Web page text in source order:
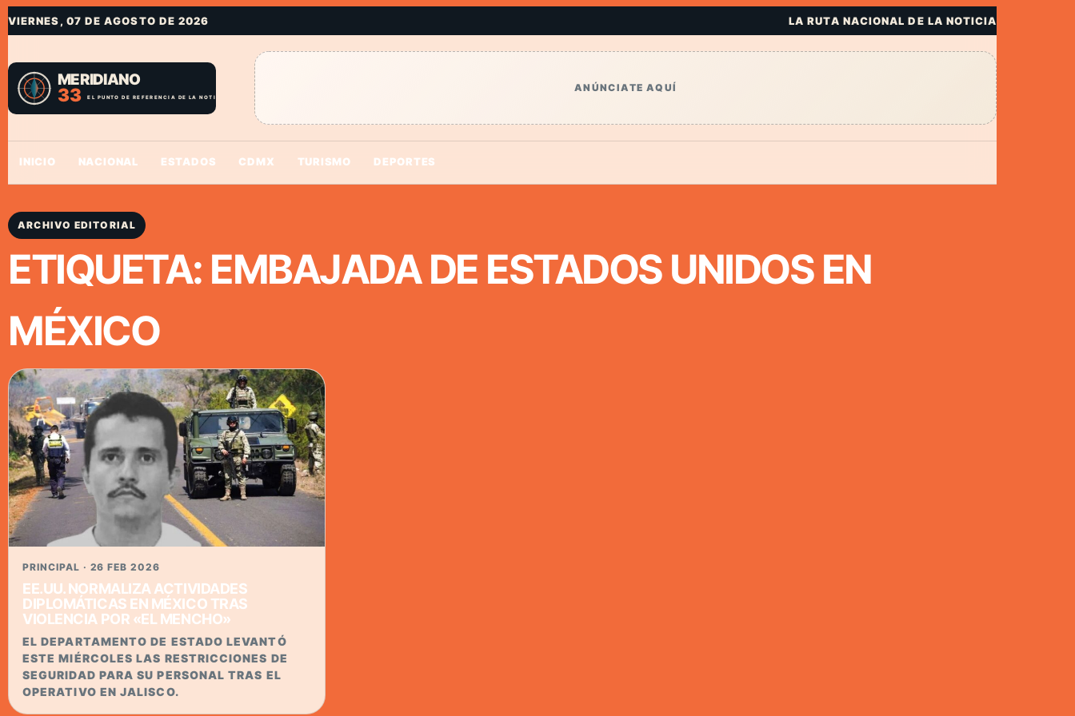
VIERNES, 07 DE AGOSTO DE 2026 LA RUTA NACIONAL DE LA NOTICIA
ANÚNCIATE AQUÍ
INICIO NACIONAL ESTADOS CDMX TURISMO DEPORTES
ARCHIVO EDITORIAL
ETIQUETA: EMBAJADA DE ESTADOS UNIDOS EN
MÉXICO
PRINCIPAL · 26 FEB 2026
EE.UU. NORMALIZA ACTIVIDADES
DIPLOMÁTICAS EN MÉXICO TRAS
VIOLENCIA POR «EL MENCHO»
EL DEPARTAMENTO DE ESTADO LEVANTÓ
ESTE MIÉRCOLES LAS RESTRICCIONES DE
SEGURIDAD PARA SU PERSONAL TRAS EL
OPERATIVO EN JALISCO.